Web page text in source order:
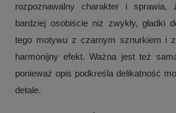
rozpoznawalny charakter i sprawia,
bardziej osobiście niż zwykły, gładki
tego motywu z czarnym sznurkiem i
harmonijny efekt. Ważna jest też
ponieważ opis podkreśla delikatność
detale.